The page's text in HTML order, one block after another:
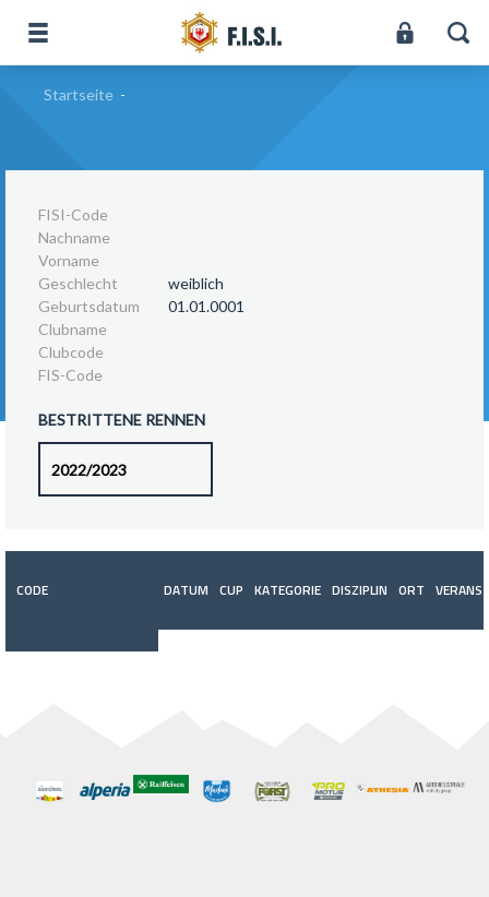
Startseite -
FISI-Code
Nachname
Vorname
Geschlecht
weiblich
Geburtsdatum
01.01.0001
Clubname
Clubcode
FIS-Code
BESTRITTENE RENNEN
CODE DATUM CUP KATEGORIE DISZIPLIN ORT